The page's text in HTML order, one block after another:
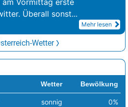
am Vormittag erste
Überall sonst...
Mehr lesen
Wetter
Wetter Bewölkung
sonnig 0%